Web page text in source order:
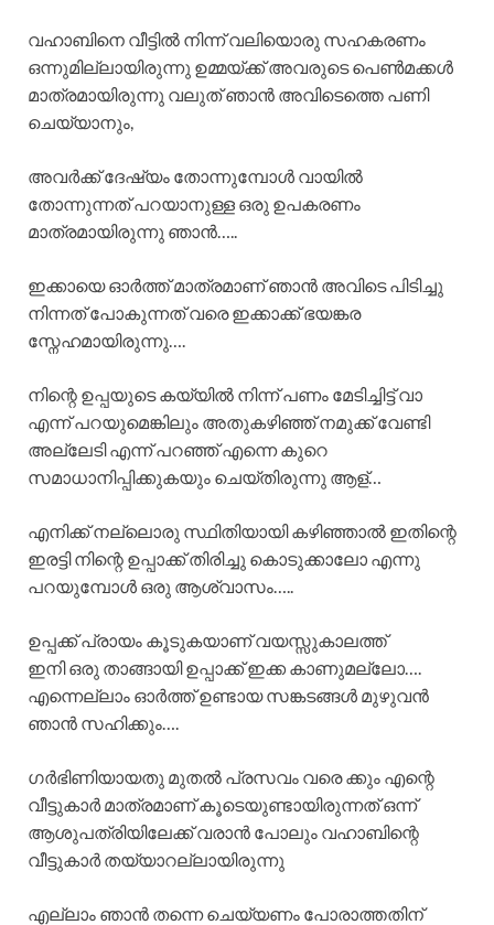
വഹാബിനെ വീട്ടിൽ നിന്ന് വലിയൊരു സഹകരണം
ഒന്നുമില്ലായിരുന്നു ഉമ്മയ്ക്ക് അവരുടെ പെൺമക്കൾ
മാത്രമായിരുന്നു വലുത് ഞാൻ അവിടെത്തെ പണി
ചെയ്യാനും,
അവർക്ക് ദേഷ്യം തോന്നുമ്പോൾ വായിൽ
തോന്നുന്നത് പറയാനുള്ള ഒരു ഉപകരണം
മാത്രമായിരുന്നു ഞാൻ…..
ഇക്കായെ ഓർത്ത് മാത്രമാണ് ഞാൻ അവിടെ പിടിച്ചു
നിന്നത് പോകുന്നത് വരെ ഇക്കാക്ക് ഭയങ്കര
സ്നേഹമായിരുന്നു….
നിന്റെ ഉപ്പയുടെ കയ്യിൽ നിന്ന് പണം മേടിച്ചിട്ട് വാ
എന്ന് പറയുമെങ്കിലും അതുകഴിഞ്ഞ് നമുക്ക് വേണ്ടി
അല്ലേടി എന്ന് പറഞ്ഞ് എന്നെ കുറെ
സമാധാനിപ്പിക്കുകയും ചെയ്തിരുന്നു ആള്…
എനിക്ക് നല്ലൊരു സ്ഥിതിയായി കഴിഞ്ഞാൽ ഇതിന്റെ
ഇരട്ടി നിന്റെ ഉപ്പാക്ക് തിരിച്ചു കൊടുക്കാലോ എന്നു
പറയുമ്പോൾ ഒരു ആശ്വാസം…..
ഉപ്പക്ക് പ്രായം കൂടുകയാണ് വയസ്സുകാലത്ത്
ഇനി ഒരു താങ്ങായി ഉപ്പാക്ക് ഇക്ക കാണുമല്ലോ….
എന്നെല്ലാം ഓർത്ത് ഉണ്ടായ സങ്കടങ്ങൾ മുഴുവൻ
ഞാൻ സഹിക്കും….
ഗർഭിണിയായതു മുതൽ പ്രസവം വരെ ക്കും എന്റെ
വീട്ടുകാർ മാത്രമാണ് കൂടെയുണ്ടായിരുന്നത് ഒന്ന്
ആശുപത്രിയിലേക്ക് വരാൻ പോലും വഹാബിന്റെ
വീട്ടുകാർ തയ്യാറല്ലായിരുന്നു
എല്ലാം ഞാൻ തന്നെ ചെയ്യണം പോരാത്തതിന്